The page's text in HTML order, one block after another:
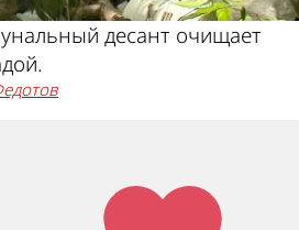
десант очищает
Лайк!